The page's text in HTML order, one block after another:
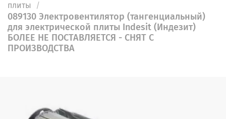
плиты
089130 Электровентилятор (тангенциальный)
для электрической плиты Indesit (Индезит)
БОЛЕЕ НЕ ПОСТАВЛЯЕТСЯ - СНЯТ С
ПРОИЗВОДСТВА